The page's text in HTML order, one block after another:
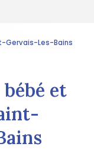
Gervais-Les-Bains
et